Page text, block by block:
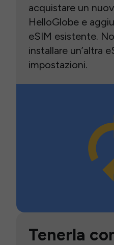
acquistare un
HelloGlobe e
eSIM esistente.
installare un’altra
impostazioni.
Tenerla